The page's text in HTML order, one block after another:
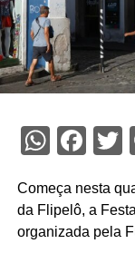
Começa nesta
da Flipelô, a
organizada pela